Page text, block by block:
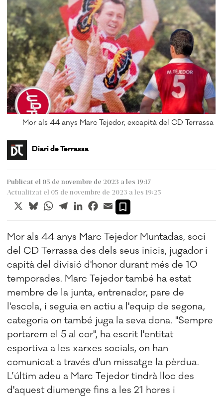
Mor als 44 anys Marc Tejedor, excapità del CD Terrassa
Diari de Terrassa
Publicat el 05 de novembre de 2023 a les 19:17
Actualitzat el 05 de novembre de 2023 a les 19:25
X BlueskyWhatsApp
TelegramLinkedInFacebook
Email
Mor als 44 anys MarcTejedor Muntadas, soci
del CD Terrassa des dels seus inicis, jugador i
capitàdel divisió d'honor durant més de 10
temporades. MarcTejedor també ha estat
membre de la junta, entrenador, pare de
l'escola, i seguia en actiu a l'equip de segona,
categoria on també juga la seva dona. "Sempre
portarem el 5 al cor", ha escrit l'entitat
esportiva a les xarxes socials, on han
comunicat a través d'un missatge la pèrdua.
L’últim adeu a Marc Tejedor tindrà lloc des
d'aquest diumenge fins a les 21 hores i